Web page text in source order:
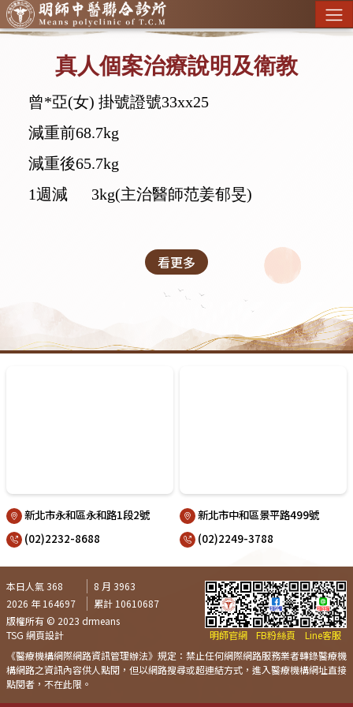
真人個案治療說明及衛教
曾*亞(女) 掛號證號33xx25
減重前68.7kg
減重後65.7kg
1週減 3kg(主治醫師范姜郁旻)
看更多
新北市永和區永和路1段2號
(02)2232-8688
新北市中和區景平路499號
(02)2249-3788
本日人氣 368
8 月 3963
2026 年 164697
累計 10610687
版權所有 © 2023 drmeans
TSG 網頁設計
明師官網 FB粉絲頁
Line客服
《醫療機構網際網路資訊管理辦法》規定：禁止任何網際網路服務業者轉錄醫療機
構網路之資訊內容供人點閱，但以網路搜尋或超連結方式，進入醫療機構網址直接
點閱者，不在此限。